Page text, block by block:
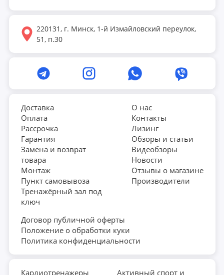
220131, г. Минск, 1-й Измайловский переулок,
51, п.30
Доставка
Оплата
Рассрочка
Гарантия
Замена и возврат
товара
Монтаж
Пункт самовывоза
Тренажёрный зал под
ключ
О нас
Контакты
Лизинг
Обзоры и статьи
Видеобзоры
Новости
Отзывы о магазине
Производители
Договор публичной оферты
Положение о обработки куки
Политика конфиденциальности
Кардиотренажеры
Активный спорт и